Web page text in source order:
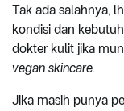
Tak ada salahnya,
kondisi dan
dokter kulit jika
vegan skincare.
Jika masih punya